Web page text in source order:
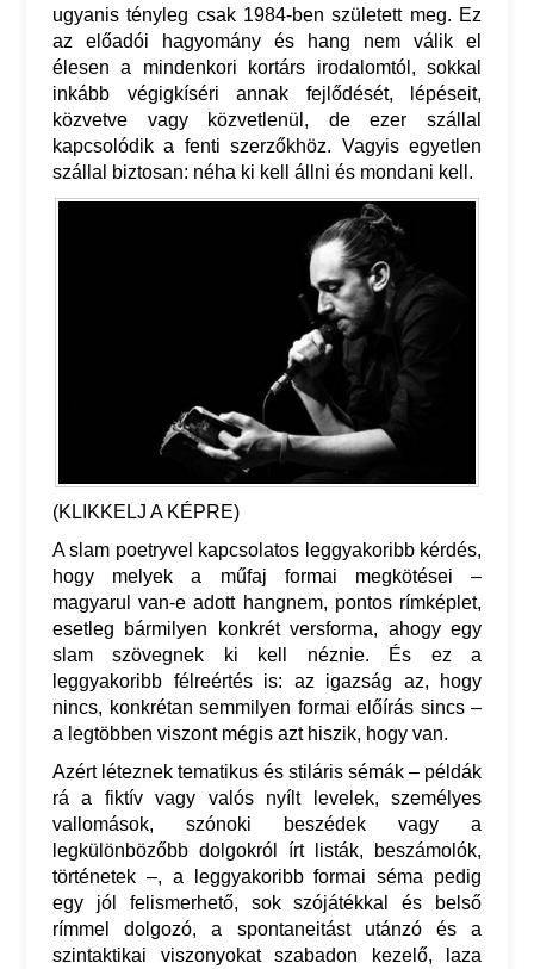
ugyanis tényleg csak 1984-ben született meg. Ez
az előadói hagyomány és hang nem válik el
élesen a mindenkori kortárs irodalomtól, sokkal
inkább végigkíséri annak fejlődését, lépéseit,
közvetve vagy közvetlenül, de ezer szállal
kapcsolódik a fenti szerzőkhöz. Vagyis egyetlen
szállal biztosan: néha ki kell állni és mondani kell.
(KLIKKELJ A KÉPRE)
A slam poetryvel kapcsolatos leggyakoribb kérdés,
hogy melyek a műfaj formai megkötései –
magyarul van-e adott hangnem, pontos rímképlet,
esetleg bármilyen konkrét versforma, ahogy egy
slam szövegnek ki kell néznie. És ez a
leggyakoribb félreértés is: az igazság az, hogy
nincs, konkrétan semmilyen formai előírás sincs –
a legtöbben viszont mégis azt hiszik, hogy van.
Azért léteznek tematikus és stiláris sémák – példák
rá a fiktív vagy valós nyílt levelek, személyes
vallomások, szónoki beszédek vagy a
legkülönbözőbb dolgokról írt listák, beszámolók,
történetek –, a leggyakoribb formai séma pedig
egy jól felismerhető, sok szójátékkal és belső
rímmel dolgozó, a spontaneitást utánzó és a
szintaktikai viszonyokat szabadon kezelő, laza